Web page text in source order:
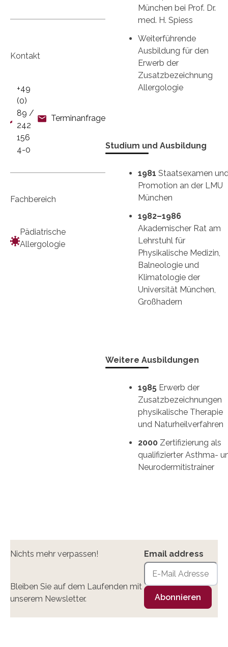
Kontakt
+49
(0)
89 /
242
156
4-0
Terminanfrage
Fachbereich
Pädiatrische
Allergologie
München bei Prof. Dr.
med. H. Spiess
Weiterführende
Ausbildung für den
Erwerb der
Zusatzbezeichnung
Allergologie
Studium und Ausbildung
1981 Staatsexamen
Promotion an der LMU
München
1982–1986
Akademischer Rat am
Lehrstuhl für
Physikalische Medizin,
Balneologie und
Klimatologie der
Universität München,
Großhadern
Weitere Ausbildungen
1985 Erwerb der
Zusatzbezeichnungen
physikalische Therapie
und Naturheilverfahren
2000 Zertifizierung als
qualifizierter Asthma-
Neurodermitistrainer
Nichts mehr verpassen!
Bleiben Sie auf dem Laufenden mit
unserem Newsletter.
Email address